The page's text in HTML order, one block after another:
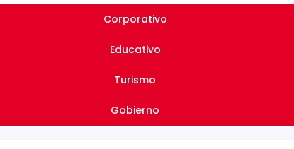
Corporativo
Educativo
Turismo
Gobierno